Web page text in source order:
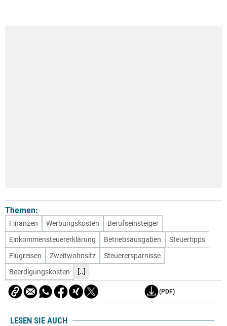
Themen:
Finanzen Werbungskosten
Berufseinsteiger
Einkommensteuererklärung
Betriebsausgaben
Steuertipps
Flugreisen
Zweitwohnsitz
Steuerersparnisse
Beerdigungskosten
[..]
(PDF)
LESEN SIE AUCH